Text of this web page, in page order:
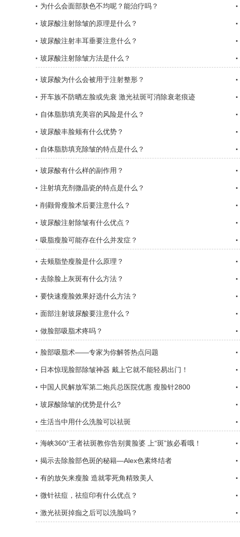
为什么会面部肤色不均呢？能治疗吗？
玻尿酸注射除皱的原理是什么？
玻尿酸注射丰耳垂要注意什么？
玻尿酸注射除皱方法是什么？
玻尿酸为什么会被用于注射整形？
开车族不防晒左脸或先衰 激光祛斑可消除衰老痕迹
自体脂肪填充美容的风险是什么？
玻尿酸丰脸颊有什么优势？
自体脂肪填充除皱的特点是什么？
玻尿酸有什么样的副作用？
注射填充剂微晶瓷的特点是什么？
削颧骨瘦脸术后要注意什么？
玻尿酸注射除皱有什么优点？
吸脂瘦脸可能存在什么并发症？
去颊脂垫瘦脸是什么原理？
去除脸上灰斑有什么方法？
要快速瘦脸效果好选什么方法？
面部注射玻尿酸要注意什么？
做脸部吸脂术疼吗？
脸部吸脂术——专家为你解答热点问题
日本惊现脸部除皱神器 戴上它就不能轻易出门！
中国人民解放军第二炮兵总医院优惠 瘦脸针2800
玻尿酸除皱的优势是什么?
生活当中用什么洗脸可以祛斑
海峡360°王者祛斑教你告别黄脸婆 上“斑”族必看哦！
揭示去除脸部色斑的秘籍—Alex色素终结者
有的放矢来瘦脸 造就零死角精致美人
微针祛痘，祛痘印有什么优点？
激光祛斑掉痂之后可以洗脸吗？